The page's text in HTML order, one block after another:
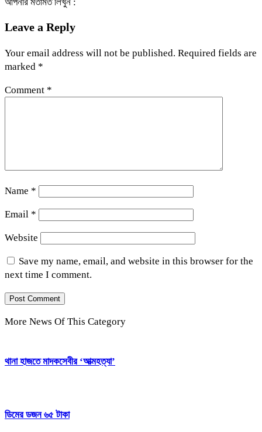
Leave a Reply
Your email address will not be published. Required fields are
marked *
Comment *
Name *
Email *
Website
Save my name, email, and website in this browser for the
next time I comment.
More News Of This Category
থানা হাজতে মাদকসেবীর ‘আত্মহত্যা’
ডিমের ডজন ৬৫ টাকা